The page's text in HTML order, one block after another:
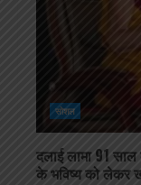
सोशल
दलाई लामा 91
के भविष्य को लेकर